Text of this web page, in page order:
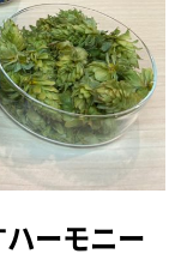
ーモニー